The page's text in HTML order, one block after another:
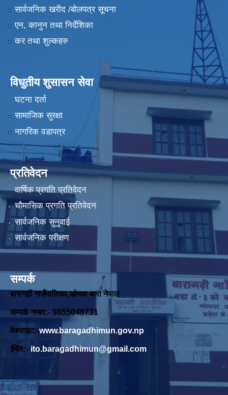
सार्वजनिक खरीद /बोलपत्र सूचना
एन, कानुन तथा निर्देशिका
कर तथा शुल्कहरु
विधुतीय शुसासन सेवा
घटना दर्ता
सामाजिक सुरक्षा
नागरिक वडापत्र
प्रतिवेदन
वार्षिक प्रगति प्रतिवेदन
चौमासिक प्रगति प्रतिवेदन
सार्वजनिक सुनुवाई
सार्वजनिक परीक्षण
सम्पर्क
बारागढ़ी गाउँपालिका,खोपवा बारा नेपाल
सम्पर्क नम्बर:- 9855048731
वेबसाइट:-www.baragadhimun.gov.np
ईमेल:- ito.baragadhimun@gmail.com